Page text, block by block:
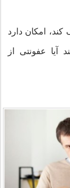
امکان دارد
آیا عفونتی از